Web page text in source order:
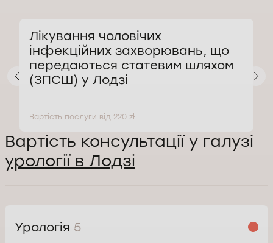
Лікування чоловічих
інфекційних захворювань, що
передаються статевим шляхом
(ЗПСШ) у Лодзі
Вартість послуги від 220 zł
Вартість консультації у галузі
урології в Лодзі
Урологія 5